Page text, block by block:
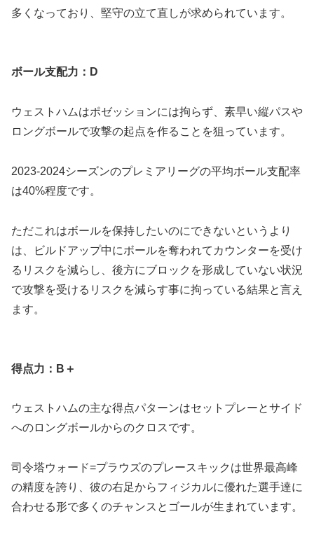
多くなっており、堅守の立て直しが求められています。
ボール支配力：D
ウェストハムはポゼッションには拘らず、素早い縦パスや
ロングボールで攻撃の起点を作ることを狙っています。
2023-2024シーズンのプレミアリーグの平均ボール支配率
は40%程度です。
ただこれはボールを保持したいのにできないというより
は、ビルドアップ中にボールを奪われてカウンターを受け
るリスクを減らし、後方にブロックを形成していない状況
で攻撃を受けるリスクを減らす事に拘っている結果と言え
ます。
得点力：B＋
ウェストハムの主な得点パターンはセットプレーとサイド
へのロングボールからのクロスです。
司令塔ウォード=プラウズのプレースキックは世界最高峰
の精度を誇り、彼の右足からフィジカルに優れた選手達に
合わせる形で多くのチャンスとゴールが生まれています。